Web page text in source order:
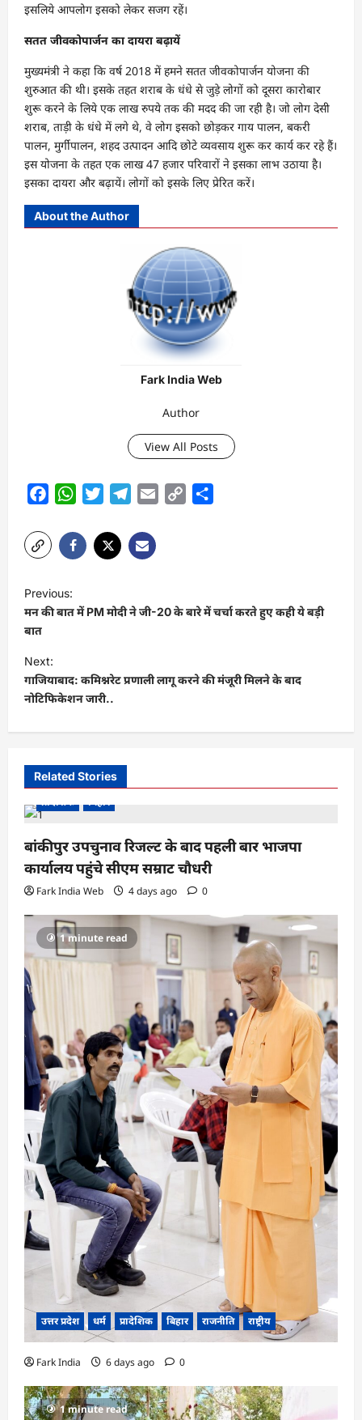
इसलिये आपलोग इसको लेकर सजग रहें।
सतत जीवकोपार्जन का दायरा बढ़ायें
मुख्यमंत्री ने कहा कि वर्ष 2018 में हमने सतत जीवकोपार्जन योजना की
शुरुआत की थी। इसके तहत शराब के धंधे से जुड़े लोगों को दूसरा कारोबार
शुरू करने के लिये एक लाख रुपये तक की मदद की जा रही है। जो लोग देसी
शराब, ताड़ी के धंधे में लगे थे, वे लोग इसको छोड़कर गाय पालन, बकरी
पालन, मुर्गीपालन, शहद उत्पादन आदि छोटे व्यवसाय शुरू कर कार्य कर रहे हैं।
इस योजना के तहत एक लाख 47 हजार परिवारों ने इसका लाभ उठाया है।
इसका दायरा और बढ़ायें। लोगों को इसके लिए प्रेरित करें।
About the Author
Fark India Web
Author
View All Posts
FacebookWhatsAppTwitterTelegram
Email
Copy
o
s
t
n
a
v
g
a
i
o
Previous:
मन की बात में PM मोदी ने जी-20 के बारे में चर्चा करते हुए कही ये बड़ी
बात
Next:
गाजियाबाद: कमिश्नरेट प्रणाली लागू करने की मंजूरी मिलने के बाद
नोटिफिकेशन जारी..
Related Stories
प्रादेशिक
बिहार
बांकीपुर उपचुनाव रिजल्ट के बाद पहली बार भाजपा
कार्यालय पहुंचे सीएम सम्राट चौधरी
Fark India Web 4 days ago 0
1 minute read
उत्तर प्रदेश धर्म प्रादेशिक बिहार राजनीति राष्ट्रीय
Fark India 6 days ago 0
1 minute read